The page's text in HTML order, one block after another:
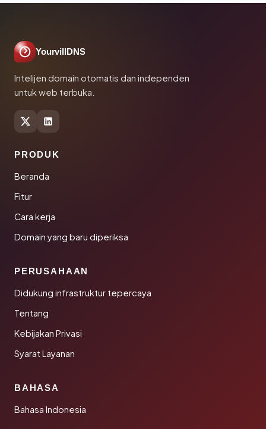
YourvillDNS
Intelijen domain otomatis dan independen
untuk web terbuka.
PRODUK
Beranda
Fitur
Cara kerja
Domain yang baru diperiksa
PERUSAHAAN
Didukung infrastruktur tepercaya
Tentang
Kebijakan Privasi
Syarat Layanan
BAHASA
Bahasa Indonesia